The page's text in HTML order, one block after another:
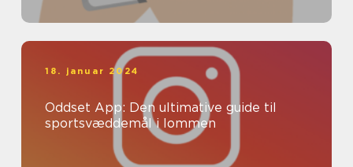
18. januar 2024
Oddset App: Den ultimative guide til
sportsvæddemål i lommen